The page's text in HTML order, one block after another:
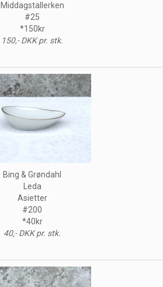
Middagstallerken
#25
*150kr
150,- DKK pr. stk.
Bing & Grøndahl
Leda
Asietter
#200
*40kr
40,- DKK pr. stk.